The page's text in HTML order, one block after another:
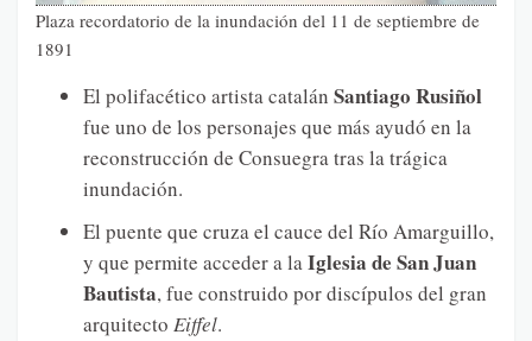
Plaza recordatorio de la inundación del 11 de septiembre de
1891
El polifacético artista catalán Santiago Rusiñol
fue uno de los personajes que más ayudó en la
reconstrucción de Consuegra tras la trágica
inundación.
El puente que cruza el cauce del Río Amarguillo,
y que permite acceder a laIglesia de San Juan
Bautista, fue construido por discípulos del gran
arquitecto Eiffel.